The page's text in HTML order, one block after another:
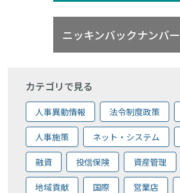
ニッキンバックナンバー
カテゴリで見る
人事異動情報 法令制度政策
人事施策 ネット・システム
融資 投信保険 資産管理
地域貢献 国際 営業店